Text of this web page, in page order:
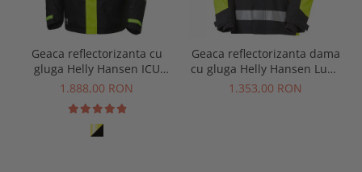
Geaca reflectorizanta cu
gluga Helly Hansen ICU
Winter Jacket CL3
1.888,00 RON
Geaca reflectorizanta dama
cu gluga Helly Hansen Luna
Winter CL2, galben/negru, L
1.353,00 RON